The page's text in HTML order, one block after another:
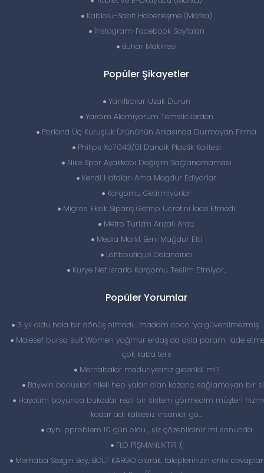
Kablolu-Sabit Haberleşme (Marka)
İnstagram-Facebook Sayfaları
Buhar Makinesi
Popüler Şikayetler
Yanıltıcılar Uzak Durun
Yardım Alamıyorum Temsilcilerden
Porland Üç Kuruşluk Ürününün Arkasında Durmayan Firma
Philips Xc7043/01 Dandik Plastik Kalitesi
Nike Spor Ayakkabı Değişim Sağlanamaması
Kendi Hataları Ama Magdur Ediyorlar
Kargomu Getirmiyorlar
Migros Eksik Sipariş Getirip Ücretini İade Etmedi
Metro Turizm Arızalı Araç
Media Markt Beni Mağdur Etti
Loftboutique Dolandırıcı
Kurye Net Israrla Kargomu Teslim Etmiyor..
Popüler Yorumlar
3 yıl oldu hala bir dönüş olmadı… madam coco ‘ya güvenilmezmiş
Malesef bursa suit Women yağmur erdaş da asla paramı iade
çok kaba ters
Merhabalar maduriyetiniz giderildi mi?
Baywin bonuslari hileli hep yalan olan kazanç sağlamayan bir
Hayatım boyunca bukadar rezil bir sistem görmedim müşteri
kadar adi kalitesiz insanlar gö...
aynı pproblem 10 gün oldu , siz çözebildiniz mi sonunda
FLO PİŞMANLIKTIR :(
Merhaba Sezgin Bey, BOLT KARGO olarak, taleplerinizin anlık